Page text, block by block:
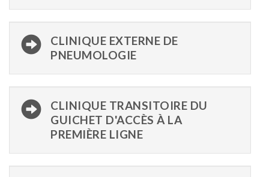
CLINIQUE EXTERNE DE
PNEUMOLOGIE
CLINIQUE TRANSITOIRE DU
GUICHET D'ACCÈS À LA
PREMIÈRE LIGNE